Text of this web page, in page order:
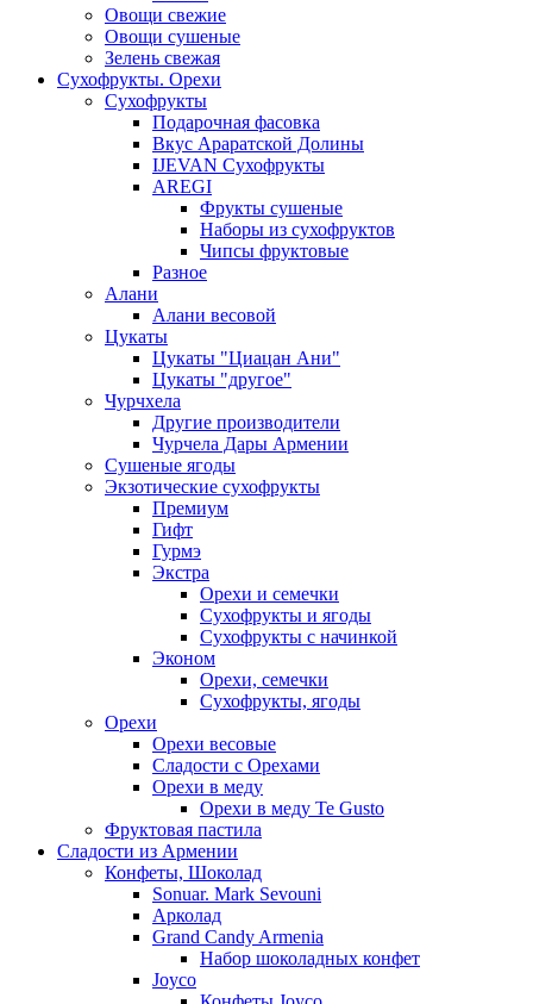
Овощи свежие
Овощи сушеные
Зелень свежая
Сухофрукты. Орехи
Сухофрукты
Подарочная фасовка
Вкус Араратской Долины
IJEVAN Сухофрукты
AREGI
Фрукты сушеные
Наборы из сухофруктов
Чипсы фруктовые
Разное
Алани
Алани весовой
Цукаты
Цукаты "Циацан Ани"
Цукаты "другое"
Чурчхела
Другие производители
Чурчела Дары Армении
Сушеные ягоды
Экзотические сухофрукты
Премиум
Гифт
Гурмэ
Экстра
Орехи и семечки
Сухофрукты и ягоды
Сухофрукты с начинкой
Эконом
Орехи, семечки
Сухофрукты, ягоды
Орехи
Орехи весовые
Сладости с Орехами
Орехи в меду
Орехи в меду Te Gusto
Фруктовая пастила
Сладости из Армении
Конфеты, Шоколад
Sonuar. Mark Sevouni
Арколад
Grand Candy Armenia
Набор шоколадных конфет
Joyco